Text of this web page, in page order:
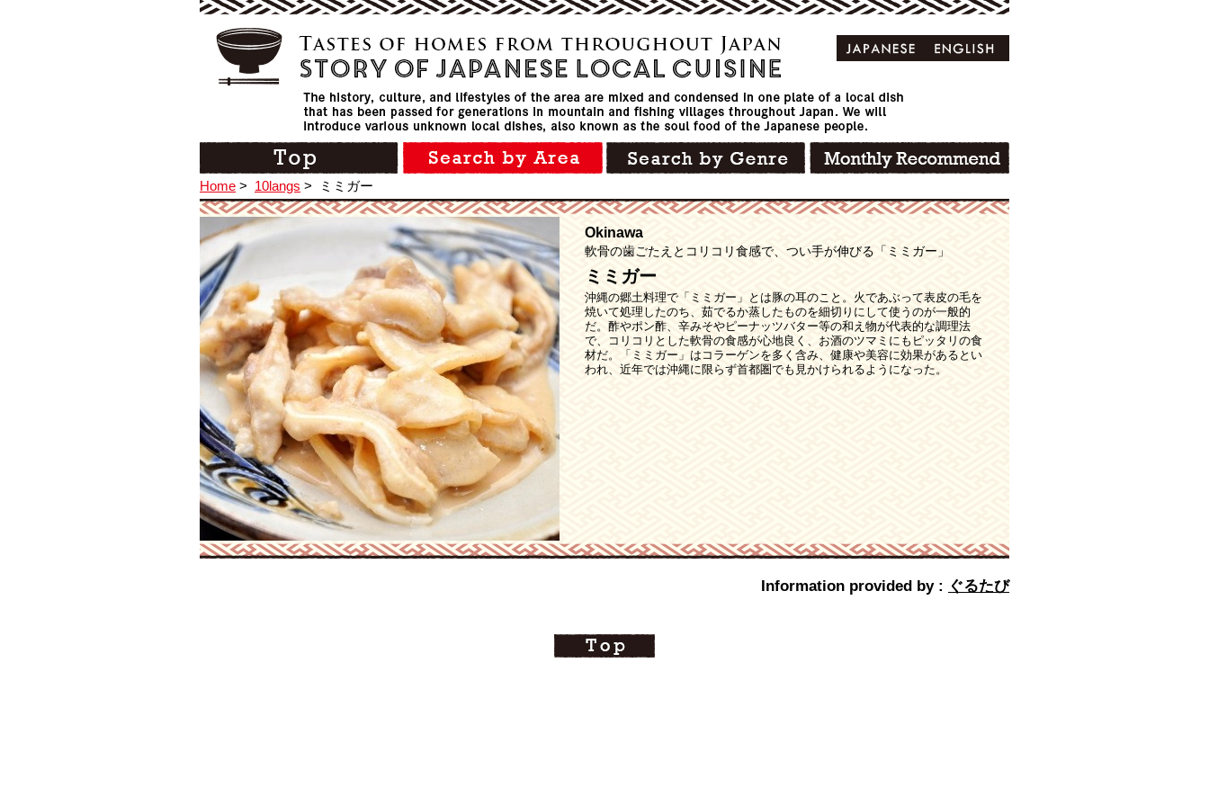
Home > 10langs > ミミガー
Okinawa
軟骨の歯ごたえとコリコリ食感で、つい手が伸びる「ミミガー」
ミミガー
沖縄の郷土料理で「ミミガー」とは豚の耳のこと。火であぶって表皮の毛を
焼いて処理したのち、茹でるか蒸したものを細切りにして使うのが一般的
だ。酢やポン酢、辛みそやピーナッツバター等の和え物が代表的な調理法
で、コリコリとした軟骨の食感が心地良く、お酒のツマミにもピッタリの食
材だ。「ミミガー」はコラーゲンを多く含み、健康や美容に効果があるとい
われ、近年では沖縄に限らず首都圏でも見かけられるようになった。
Information provided by : ぐるたび